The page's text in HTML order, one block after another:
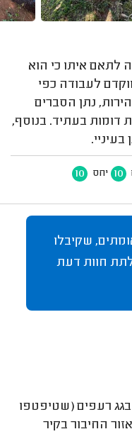
איתו כי הוא
לעבודה כפי
נתן הסברים
דומות בעתיד. בנוסף,
10 יחס 10
שקיבלו
חוות דעת
בגג רעפים (שטיפטפו
החיבור בקיר